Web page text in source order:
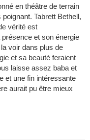
en théâtre de terrain
Tabrett Bethell,
vérité est
et son énergie
voir dans plus de
et sa beauté feraient
laisse assez baba et
et une fin intéressante
aurait pu être mieux